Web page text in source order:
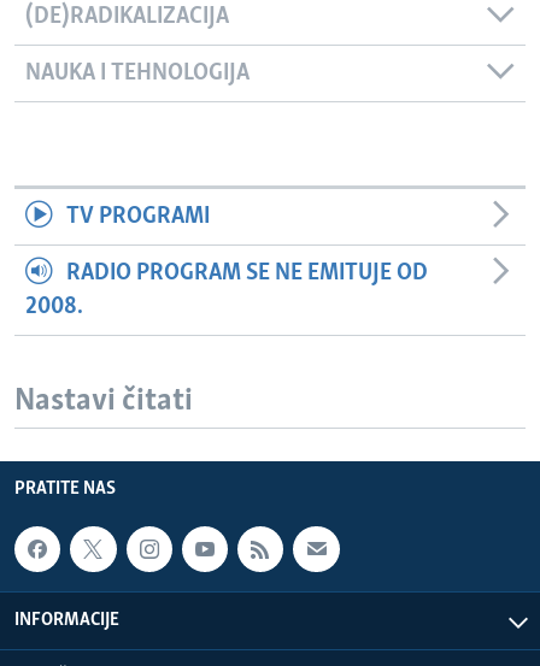
(DE)RADIKALIZACIJA
NAUKA I TEHNOLOGIJA
TV PROGRAMI
RADIO PROGRAM SE NE EMITUJE OD
2008.
Nastavi čitati
PRATITE NAS
INFORMACIJE